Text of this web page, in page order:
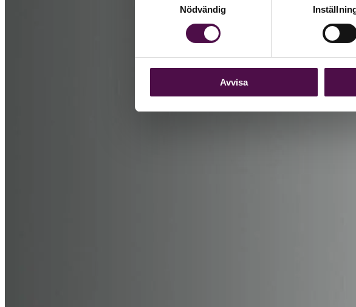
Nödvändig
Avvisa